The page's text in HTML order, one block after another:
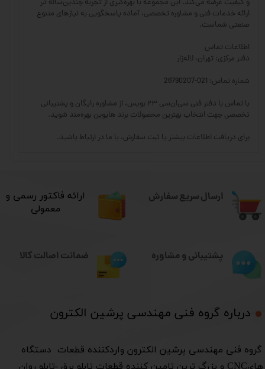
و کیفیت عرضه می‌کند. این مجموعه با بهره‌گیری از تجربه چندین‌ساله در
ارائه خدمات فنی و مشاوره تخصصی، آماده پاسخگویی به نیازهای متنوع
صنعتی شماست.
اطلاعات تماس
دفتر مرکزی: تهران، لاله‌زار
شماره تماس: 021-26790207
با تماس با دفتر فنی سی‌ان‌سی ۲۳ بویس، از مشاوره رایگان و پشتیبانی
تخصصی جهت انتخاب بهترین محصولات برند هایوین بهره‌مند شوید.
برای دریافت اطلاعات بیشتر یا ثبت سفارش، با ما در ارتباط باشید.
ارسال سریع سفارش
درباره گروه فنی مهندسی پرشین الکترون​​​​​​​
​گروه فنی مهندسی پرشین الکترون واردکننده قطعات دستگاه
​ارائه فاکتور رسمی و
معمولی
پشتیبانی و مشاوره ضمانت اصالت کالا